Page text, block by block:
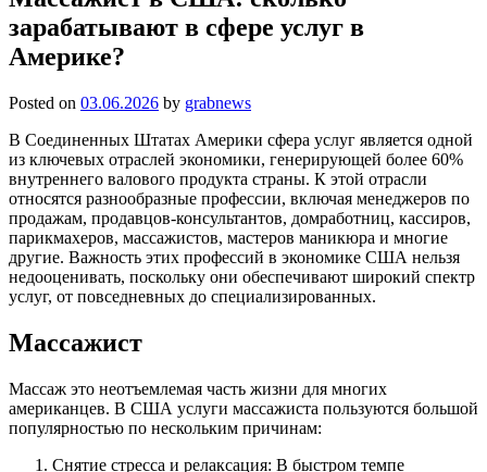
зарабатывают в сфере услуг в
Америке?
Posted on 03.06.2026 by grabnews
В Соединенных Штатах Америки сфера услуг является одной
из ключевых отраслей экономики, генерирующей более 60%
внутреннего валового продукта страны. К этой отрасли
относятся разнообразные профессии, включая менеджеров по
продажам, продавцов-консультантов, домработниц, кассиров,
парикмахеров, массажистов, мастеров маникюра и многие
другие. Важность этих профессий в экономике США нельзя
недооценивать, поскольку они обеспечивают широкий спектр
услуг, от повседневных до специализированных.
Массажист
Массаж это неотъемлемая часть жизни для многих
американцев. В США услуги массажиста пользуются большой
популярностью по нескольким причинам:
Снятие стресса и релаксация: В быстром темпе